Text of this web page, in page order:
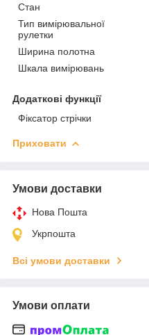
Стан
Тип вимірювальної
рулетки
Ширина полотна
Шкала вимірювань
Додаткові функції
Фіксатор стрічки
Приховати
Умови доставки
Нова Пошта
Укрпошта
Всі умови доставки
Умови оплати